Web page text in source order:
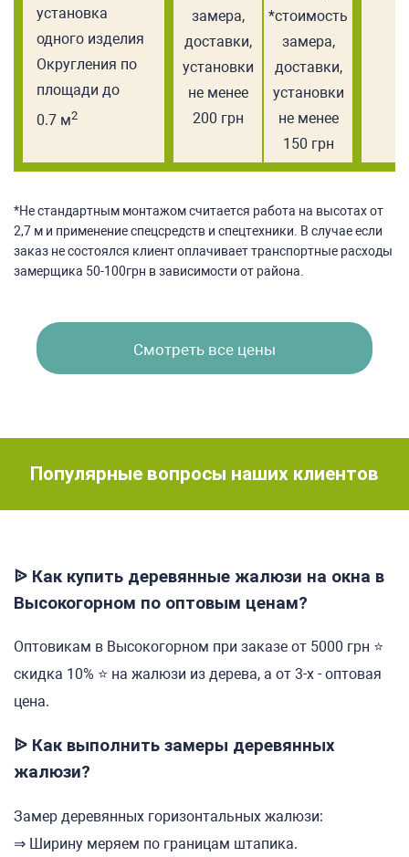
установка
одного изделия
Округления по
площади до
0.7 м2
замера,
доставки,
установки
не менее
200 грн
*стоимость
замера,
доставки,
установки
не менее
150 грн
*Не стандартным монтажом считается работа на высотах от
2,7 м и применение спецсредств и спецтехники. В случае если
заказ не состоялся клиент оплачивает транспортные расходы
замерщика 50-100грн в зависимости от района.
Смотреть все цены
Популярные вопросы наших клиентов
ᐉ Как купить деревянные жалюзи на окна в
Высокогорном по оптовым ценам?
Оптовикам в Высокогорном при заказе от 5000 грн ⭐
скидка 10% ⭐ на жалюзи из дерева, а от 3-х - оптовая
цена.
ᐉ Как выполнить замеры деревянных
жалюзи?
Замер деревянных горизонтальных жалюзи:
⇒ Ширину меряем по границам штапика.